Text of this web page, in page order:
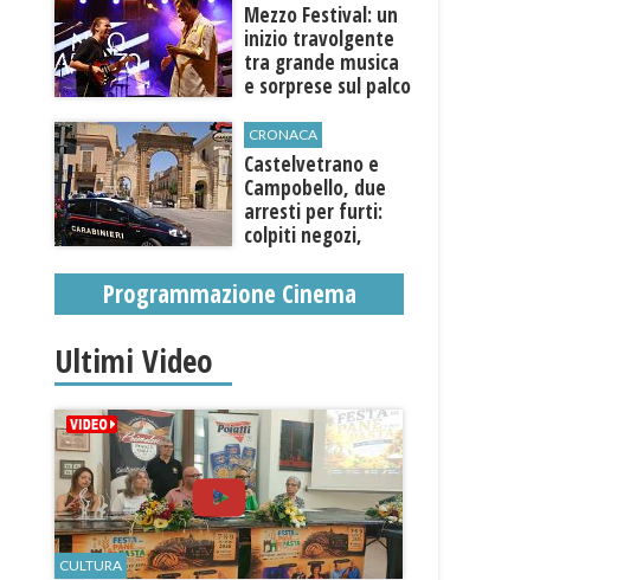
Mezzo Festival: un
inizio travolgente
tra grande musica
e sorprese sul palco
CRONACA
Castelvetrano e
Campobello, due
arresti per furti:
colpiti negozi,
pubblici
Programmazione Cinema
Ultimi Video
CULTURA